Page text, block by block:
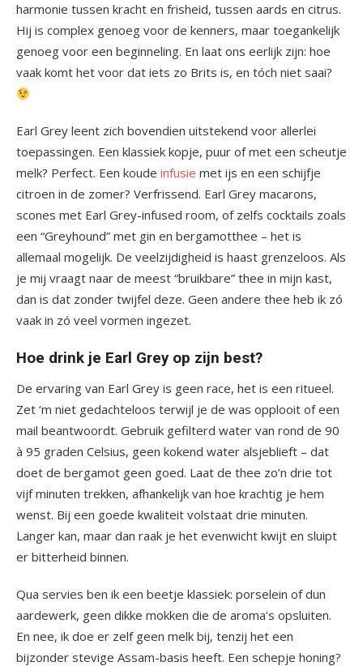
harmonie tussen kracht en frisheid, tussen aards en citrus.
Hij is complex genoeg voor de kenners, maar toegankelijk
genoeg voor een beginneling. En laat ons eerlijk zijn: hoe
vaak komt het voor dat iets zo Brits is, en tóch niet saai?
Earl Grey leent zich bovendien uitstekend voor allerlei
toepassingen. Een klassiek kopje, puur of met een scheutje
melk? Perfect. Een koude infusie met ijs en een schijfje
citroen in de zomer? Verfrissend. Earl Grey macarons,
scones met Earl Grey-infused room, of zelfs cocktails zoals
een “Greyhound” met gin en bergamotthee – het is
allemaal mogelijk. De veelzijdigheid is haast grenzeloos. Als
je mij vraagt naar de meest “bruikbare” thee in mijn kast,
dan is dat zonder twijfel deze. Geen andere thee heb ik zó
vaak in zó veel vormen ingezet.
Hoe drink je Earl Grey op zijn best?
De ervaring van Earl Grey is geen race, het is een ritueel.
Zet ‘m niet gedachteloos terwijl je de was opplooit of een
mail beantwoordt. Gebruik gefilterd water van rond de 90
à 95 graden Celsius, geen kokend water alsjeblieft – dat
doet de bergamot geen goed. Laat de thee zo’n drie tot
vijf minuten trekken, afhankelijk van hoe krachtig je hem
wenst. Bij een goede kwaliteit volstaat drie minuten.
Langer kan, maar dan raak je het evenwicht kwijt en sluipt
er bitterheid binnen.
Qua servies ben ik een beetje klassiek: porselein of dun
aardewerk, geen dikke mokken die de aroma’s opsluiten.
En nee, ik doe er zelf geen melk bij, tenzij het een
bijzonder stevige Assam-basis heeft. Een schepje honing?